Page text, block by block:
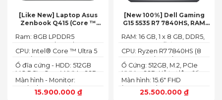
[Like New] Laptop Asus
Zenbook Q415 (Core ™
512GB, 14.0inch WUXGA
OLED, Win 11)
15.900.000 ₫
Màn hình - Monitor:
14.0inch WUXGA (1920 x
1200) 16:10, OLED, 500 nits,
Ổ đĩa cứng - HDD: 512GB
M.2 PCIe Gen 4 NVMe SSD
CPU: Intel® Core ™ Ultra 5
125H (3.60GHz up to
4.50GHz, 18MB Cache)
Ram: 8GB LPDDR5
7467MHz on board
[New 100%] Dell Gaming
G15 5535 R7 7840HS, RAM
8G, 15.6-inch FHD 165Hz
Windows 11 Dark Shadow
Gray
25.500.000 ₫
Màn hình: 15.6" FHD
(1920x1080) 165Hz, 3ms,
sRGB-100%,
Ổ Cứng: 512GB, M.2, PCIe
NVMe, SSD-Hỗ trợ lên đến
4 TB (2 khe SSD)
CPU: Ryzen R7 7840HS (8
Cores, 16 Threads, 24MB
Cache, 3.80 GHz up to 5.1
RAM: 16 GB, 1 x 8 GB, DDR5,
4800 MHz -Tối đa 32GB